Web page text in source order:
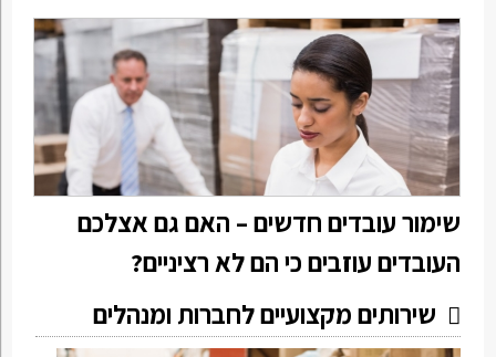
שימור עובדים חדשים – האם גם אצלכם
העובדים עוזבים כי הם לא רציניים?
שירותים מקצועיים לחברות ומנהלים